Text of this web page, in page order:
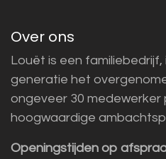
Over ons
Louët is een
generatie het
ongeveer 30 medewerker
hoogwaardige
Openingstijden op